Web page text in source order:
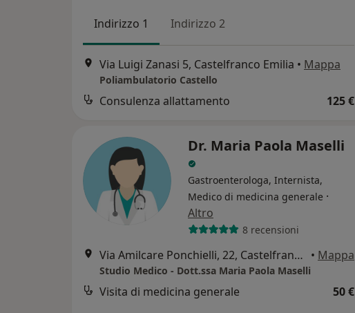
Indirizzo 1 Indirizzo 2
Via Luigi Zanasi 5, Castelfranco Emilia • Mappa
Poliambulatorio Castello
Consulenza allattamento 125 €
Dr. Maria Paola Maselli
Gastroenterologa, Internista,
Medico di medicina generale ·
Altro
8 recensioni
Via Amilcare Ponchielli, 22, Castelfranco Emilia • Mappa
Studio Medico - Dott.ssa Maria Paola Maselli
Visita di medicina generale 50 €